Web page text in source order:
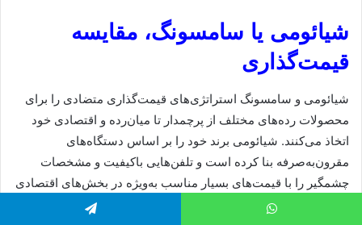
شیائومی یا سامسونگ، مقایسه
قیمت‌گذاری
شیائومی و سامسونگ استراتژی‌های قیمت‌گذاری متضادی را برای
محصولات رده‌های مختلف از پرچمدار تا میان‌رده و اقتصادی خود
اتخاذ می‌کنند. شیائومی برند خود را بر اساس دستگاه‌های
مقرون‌به‌صرفه بنا کرده است و تلفن‌هایی باکیفیت و مشخصات
چشمگیر را با قیمت‌های بسیار مناسب به‌ویژه در بخش‌های اقتصادی
و میان‌رده، ارائه می‌کند. شیائومی با حفظ حاشیه سود کم و تمرکز